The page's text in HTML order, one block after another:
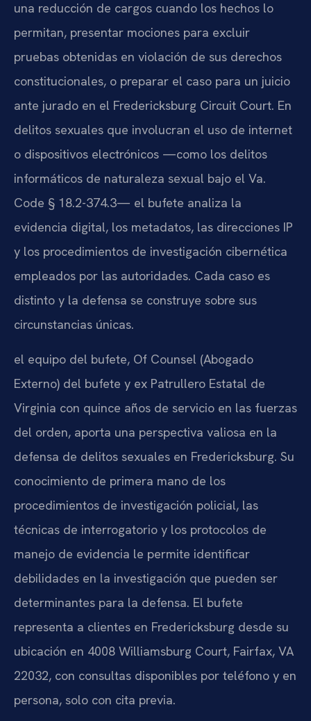
una reducción de cargos cuando los hechos lo
permitan, presentar mociones para excluir
pruebas obtenidas en violación de sus derechos
constitucionales, o preparar el caso para un juicio
ante jurado en el Fredericksburg Circuit Court. En
delitos sexuales que involucran el uso de internet
o dispositivos electrónicos —como los delitos
informáticos de naturaleza sexual bajo el Va.
Code § 18.2-374.3— el bufete analiza la
evidencia digital, los metadatos, las direcciones IP
y los procedimientos de investigación cibernética
empleados por las autoridades. Cada caso es
distinto y la defensa se construye sobre sus
circunstancias únicas.
el equipo del bufete, Of Counsel (Abogado
Externo) del bufete y ex Patrullero Estatal de
Virginia con quince años de servicio en las fuerzas
del orden, aporta una perspectiva valiosa en la
defensa de delitos sexuales en Fredericksburg. Su
conocimiento de primera mano de los
procedimientos de investigación policial, las
técnicas de interrogatorio y los protocolos de
manejo de evidencia le permite identificar
debilidades en la investigación que pueden ser
determinantes para la defensa. El bufete
representa a clientes en Fredericksburg desde su
ubicación en 4008 Williamsburg Court, Fairfax, VA
22032, con consultas disponibles por teléfono y en
persona, solo con cita previa.